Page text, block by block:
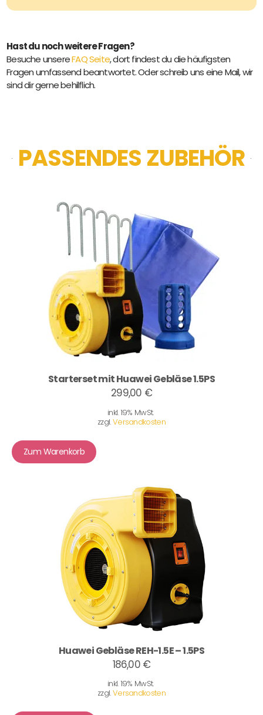
Hast du noch weitere Fragen?
Besuche unsereFAQ Seite, dort findest du die häufigsten
Fragen umfassend beantwortet. Oder schreib uns eine Mail, wir
sind dir gerne behilflich.
PASSENDES ZUBEHÖR
Starterset mit Huawei Gebläse 1.5PS
299,00 €
inkl. 19% MwSt.
zzgl.Versandkosten
Zum Warenkorb
Huawei Gebläse REH-1.5E – 1.5PS
186,00 €
inkl. 19% MwSt.
zzgl.Versandkosten